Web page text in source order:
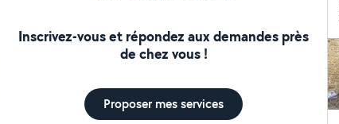
Inscrivez-vous et répondez aux demandes près
de chez vous !
Proposer mes services